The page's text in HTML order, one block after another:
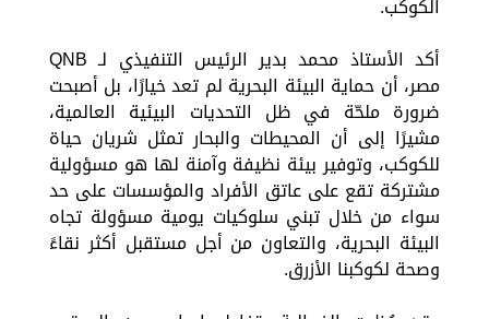
الكوكب.
أكد الأستاذ محمد بدير الرئيس التنفيذي لـ QNB
مصر، أن حماية البيئة البحرية لم تعد خيارًا، بل أصبحت
ضرورة ملحّة في ظل التحديات البيئية العالمية،
مشيرًا إلى أن المحيطات والبحار تمثل شريان حياة
للكوكب، وتوفير بيئة نظيفة وآمنة لها هو مسؤولية
مشتركة تقع على عاتق الأفراد والمؤسسات على حد
سواء من خلال تبني سلوكيات يومية مسؤولة تجاه
البيئة البحرية، والتعاون من أجل مستقبل أكثر نقاءً
وصحة لكوكبنا الأزرق.